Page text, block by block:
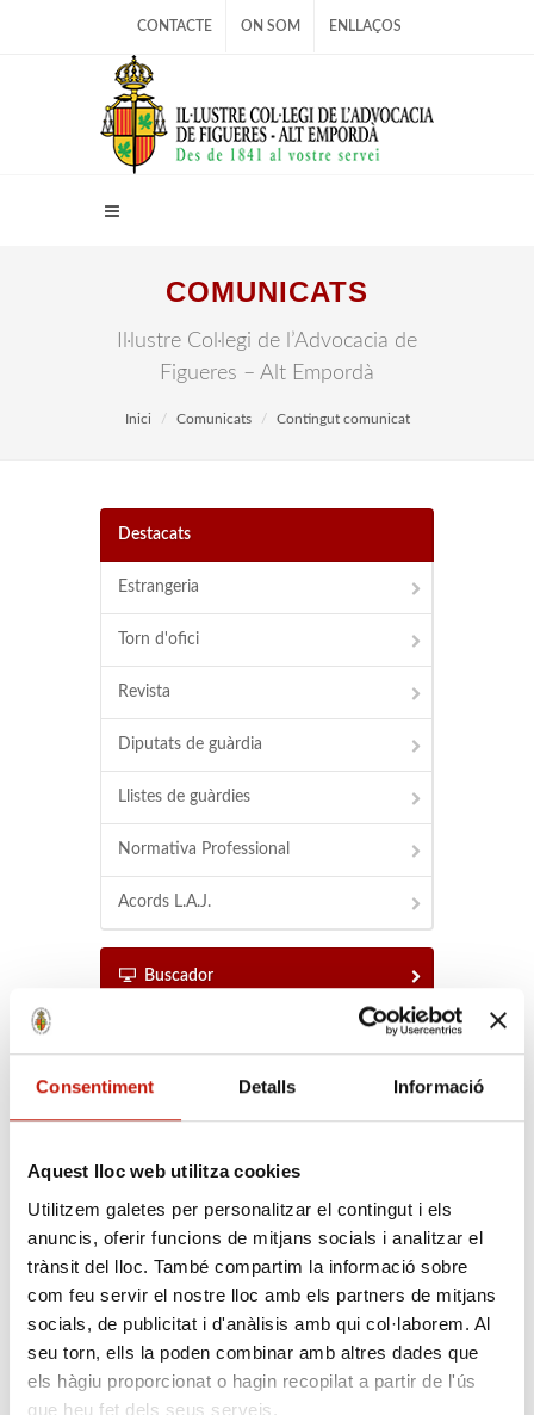
Consentiment Detalls Informació
Aquest lloc web utilitza cookies
Utilitzem galetes per personalitzar el contingut i els
anuncis, oferir funcions de mitjans socials i analitzar el
trànsit del lloc. També compartim la informació sobre
com feu servir el nostre lloc amb els partners de mitjans
socials, de publicitat i d'anàlisis amb qui col·laborem. Al
seu torn, ells la poden combinar amb altres dades que
els hàgiu proporcionat o hagin recopilat a partir de l'ús
que heu fet dels seus serveis.
CONTACTE ON SOM ENLLAÇOS
COMUNICATS
Il·lustre Col·legi de l’Advocacia de
Figueres – Alt Empordà
Inici Comunicats Contingut comunicat
Destacats
Estrangeria
Torn d'ofici
Revista
Diputats de guàrdia
Llistes de guàrdies
Normativa Professional
Acords L.A.J.
Buscador
Seminari:Tercer Fòrum
del Dret dels Negocis –
Projectes
d'Infraestructura els
dies 16 i 17 de setembre